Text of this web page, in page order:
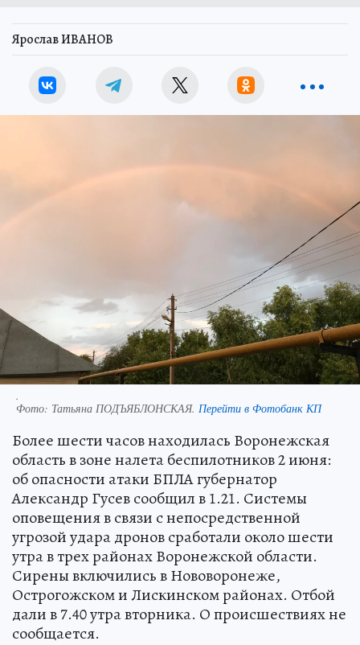
Ярослав ИВАНОВ
.
Фото: Татьяна ПОДЪЯБЛОНСКАЯ. Перейти в Фотобанк КП
Более шести часов находилась Воронежская
область в зоне налета беспилотников 2 июня:
об опасности атаки БПЛА губернатор
Александр Гусев сообщил в 1.21. Системы
оповещения в связи с непосредственной
угрозой удара дронов сработали около шести
утра в трех районах Воронежской области.
Сирены включились в Нововоронеже,
Острогожском и Лискинском районах. Отбой
дали в 7.40 утра вторника. О происшествиях не
сообщается.